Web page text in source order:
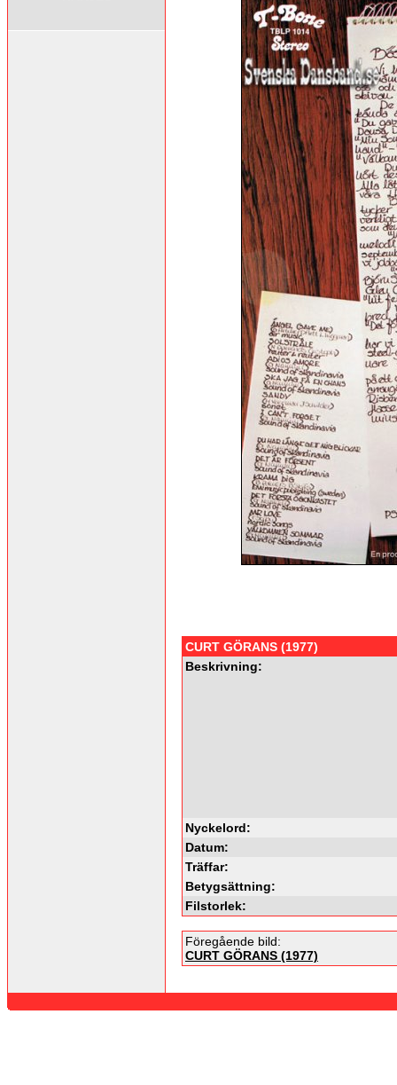
CURT GÖRANS (1977)
Beskrivning:
Nyckelord:
Datum:
Träffar:
Betygsättning:
Filstorlek:
Föregående bild:
CURT GÖRANS (1977)